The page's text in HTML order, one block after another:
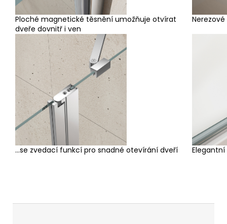
Ploché magnetické těsnění umožňuje otvírat
dveře dovnitř i ven
...se zvedací funkcí pro snadné otevírání dveří